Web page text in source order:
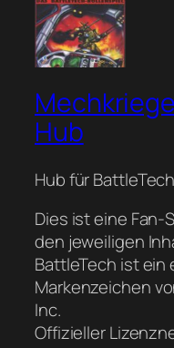
Hub
Hub für
Dies ist eine Fan-
den jeweiligen
BattleTech ist
Markenzeichen
Inc.
Offizieller